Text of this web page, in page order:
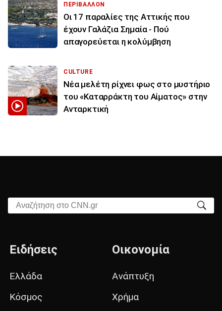
ΠΕΡΙΒΑΛΛΟΝ
Οι 17 παραλίες της Αττικής που
έχουν Γαλάζια Σημαία - Πού
απαγορεύεται η κολύμβηση
CULTURE
Νέα μελέτη ρίχνει φως στο μυστήριο
του «Καταρράκτη του Αίματος» στην
Ανταρκτική
Αναζήτηση στο CNN.gr
Ειδήσεις
Ελλάδα
Κόσμος
Οικονομία
Ανάπτυξη
Χρήμα